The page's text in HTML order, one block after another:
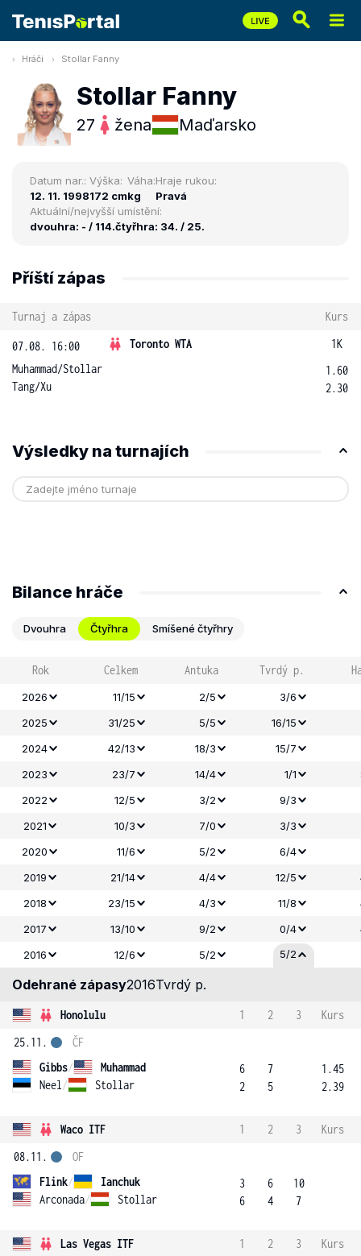
Hráči Stollar Fanny
Stollar Fanny
27 žena Maďarsko
Datum nar.:
12. 11. 1998
Výška:
172 cm
Váha:
kg
Hraje rukou:
Pravá
Aktuální/nejvyšší umístění:
dvouhra: - / 114.čtyřhra: 34. / 25.
Příští zápas
Turnaj a zápas Kurs
07.08. 16:00 Toronto WTA
1K
Muhammad/Stollar
Tang/Xu
1.60
2.30
Výsledky na turnajích
Bilance hráče
Dvouhra Čtyřhra Smíšené čtyřhry
Rok Celkem Antuka Tvrdý p.
2026 11/15 2/5
3/6
2025
31/25 5/5 16/15
2024
42/13 18/3 15/7
2023
23/7 14/4 1/1
2022
12/5 3/2
9/3
2021
10/3 7/0
3/3
2020
11/6 5/2
6/4
2019
21/14 4/4 12/5
2018
23/15 4/3 11/8
2017
13/10 9/2 0/4
2016
12/6 5/2 5/2
Odehrané zápasy2016Tvrdý p.
Honolulu 1 2 3
Kurs
25.11.
Gibbs/
Muhammad
Neel / Stollar
ČF
6
2
7
5
1.45
2.39
Waco ITF 1 2 3
Kurs
08.11.
Flink/
Ianchuk
Arconada/ Stollar
OF
3
6
6
4
10
7
Las Vegas ITF 1 2 3
Kurs